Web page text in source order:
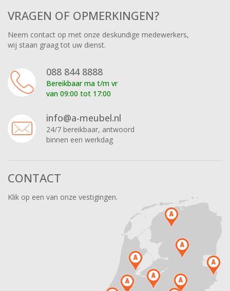
VRAGEN OF OPMERKINGEN?
Neem contact op met onze deskundige medewerkers,
wij staan graag tot uw dienst.
088 844 8888
Bereikbaar ma t/m vr
van 09:00 tot 17:00
info@a-meubel.nl
24/7 bereikbaar, antwoord
binnen een werkdag
CONTACT
Klik op een van onze vestigingen.